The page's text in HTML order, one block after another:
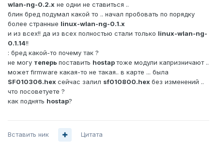
wlan-ng-0.2.х не одни не ставиться ..
блин бред подумал какой то .. начал пробовать по порядку
более странные linux-wlan-ng-0.1.х
и из всех!! да из всех полностью стали только linux-wlan-ng-
0.1.14!!
: бред какой-то почему так ?
не могу теперь поставить hostapтоже модули капризничают ..
может firmware какая-то не такая.. в карте ... была
SF010306.hex сейчас залил sf010800.hex без изменений ..
что посоветуете ?
как поднять hostap?
Вставить ник Цитата